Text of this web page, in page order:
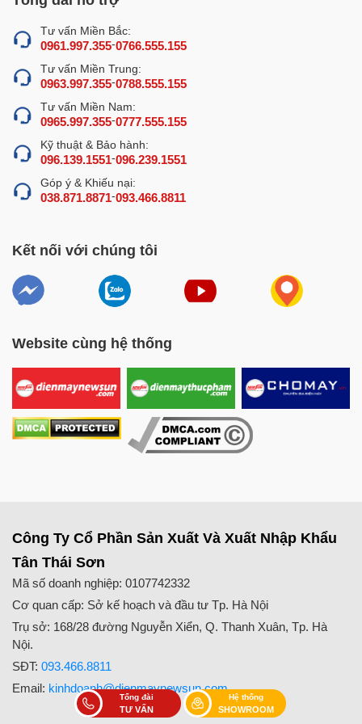
không bị bở.
Tiết kiệm thời gian và công sức
liệu cho vào máy và bật công tắc là máy sẽ tự động xay
nhuyễn chỉ trong 2-3 phút, rất nhanh chóng và tiết kiệm
công sức cho bạn.
Thiết kế nổi bật của máy xay giò chả
1kg
Máy xay giò chả 1kgđượcnghiên cứu thiết kế tối ưu với
sử dụng.
201 cứng cáp, bền bỉ. Bạnchỉ cần chú ý vệ sinh cối xay
sạch sẽ sau mỗi lần sử dụng là máy sẽ luôn sáng bóng
và kéo dài tuổi thọ hơn.
Tư vấn Miền Bắc:
0961.997.355-0766.555.155
Tư vấn Miền Trung:
0963.997.355-0788.555.155
Tư vấn Miền Nam:
0965.997.355-0777.555.155
Kỹ thuật & Bảo hành:
096.139.1551-096.239.1551
Góp ý & Khiếu nại:
038.871.8871-093.466.8811
Kết nối với chúng tôi
Website cùng hệ thống
Công Ty Cổ Phần Sản Xuất Và Xuất Nhập Khẩu
Tân Thái Sơn
Mã số doanh nghiệp: 0107742332
Cơ quan cấp: Sở kế hoạch và đầu tư Tp. Hà Nội
Trụ sở: 168/28 đường Nguyễn Xiển, Q. Thanh Xuân, Tp. Hà
Nội.
SĐT: 093.466.8811
Email: kinhdoanh@dienmaynewsun.com
Tổng đài
TƯ VẤN
Hệ thống
SHOWROOM